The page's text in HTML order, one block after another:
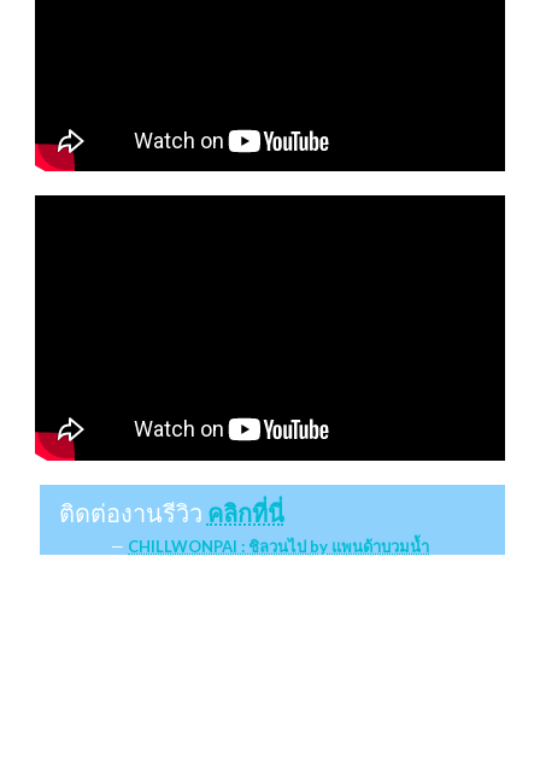
ติดต่องานรีวิว คลิกที่นี่
CHILLWONPAI : ชิลวนไป by แพนด้าบวมน้ำ